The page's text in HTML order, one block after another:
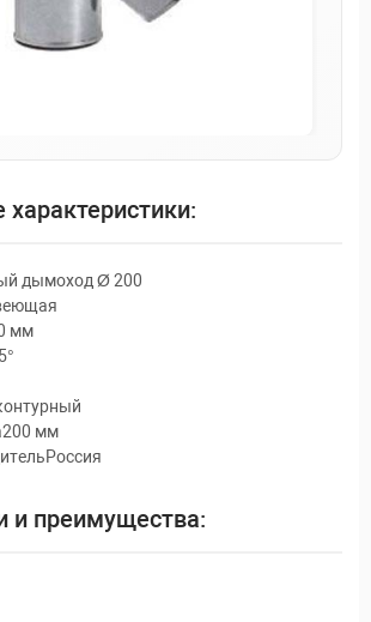
характеристики:
дымоход Ø 200
мм
мм
и преимущества: